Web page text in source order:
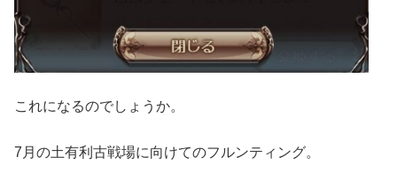
これになるのでしょうか。
7月の土有利古戦場に向けてのフルンティング。